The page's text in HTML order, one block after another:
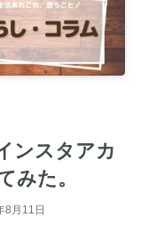
ンスタアカ
みた。
8月11日